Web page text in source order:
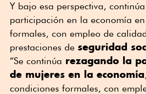
Y bajo esa perspectiva,
participación en la economía
formales, con empleo de
prestaciones de seguridad
“Se continúa rezagando la
de mujeres en la economía
condiciones formales, con